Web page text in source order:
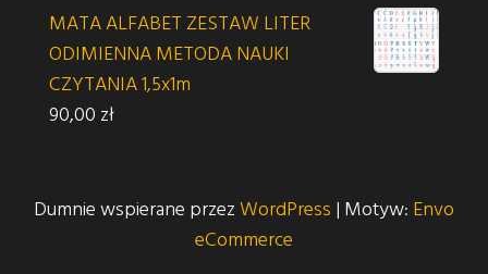
MATA ALFABET ZESTAW LITER
ODIMIENNA METODA NAUKI
CZYTANIA 1,5x1m
90,00 zł
Dumnie wspierane przezWordPress | Motyw: Envo
eCommerce